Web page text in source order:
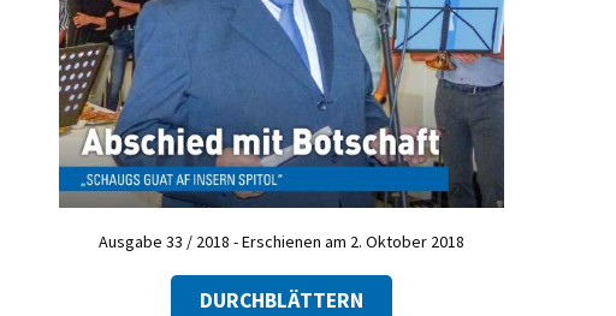
Ausgabe 33 / 2018 - Erschienen am 2. Oktober 2018
DURCHBLÄTTERN